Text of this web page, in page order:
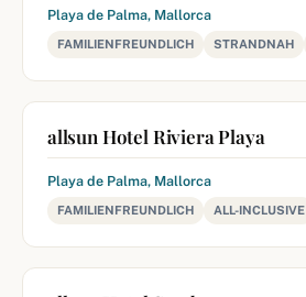
Playa de Palma, Mallorca
FAMILIENFREUNDLICH STRANDNAH
allsun Hotel Riviera Playa
Playa de Palma, Mallorca
FAMILIENFREUNDLICH ALL-INCLUSIVE